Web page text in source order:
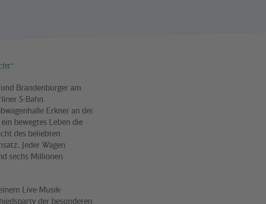
Brandenburger am
S-Bahn
Erkner an der
bewegtes Leben die
des beliebten
Jeder Wagen
sechs Millionen
Live-Musik-
der besonderen